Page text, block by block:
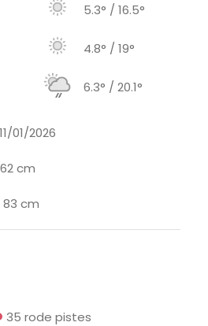
5.3° / 16.5°
4.8° / 19°
6.3° / 20.1°
01/2026
cm
cm
35 rode pistes